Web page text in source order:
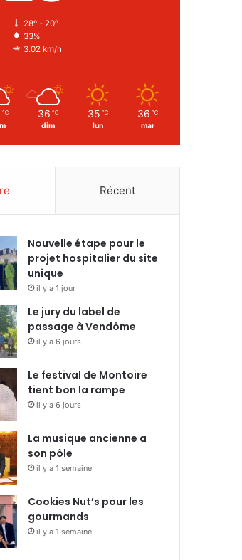
28º - 20º
33%
3.02 km/h
℃ 36 ℃
dim
35 ℃
lun
36 ℃
mar
Récent
Nouvelle étape pour le
projet hospitalier du site
unique
il y a 1 jour
Le jury du label de
passage à Vendôme
il y a 6 jours
Le festival de Montoire
tient bon la rampe
il y a 6 jours
La musique ancienne a
son pôle
il y a 1 semaine
Cookies Nut’s pour les
gourmands
il y a 1 semaine